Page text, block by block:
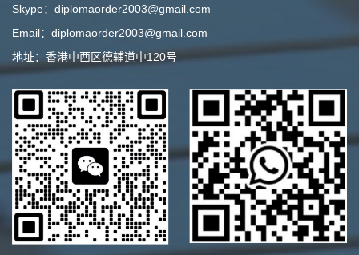
Skype：diplomaorder2003@gmail.com
Email：diplomaorder2003@gmail.com
地址：香港中西区德辅道中120号